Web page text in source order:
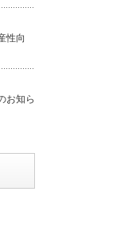
性向
お知ら